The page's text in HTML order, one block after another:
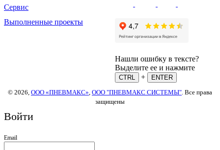
Сервис
Выполненные проекты
Нашли ошибку в тексте?
Выделите ее и нажмите
CTRL +
ENTER
© 2026, ООО «ПНЕВМАКС» ООО "ПНЕВМАКС СИСТЕМЫ" . Все права
защищены
Войти
Email